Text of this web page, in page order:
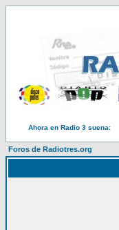
Ahora en Radio 3 suena:
Foros de Radiotres.org